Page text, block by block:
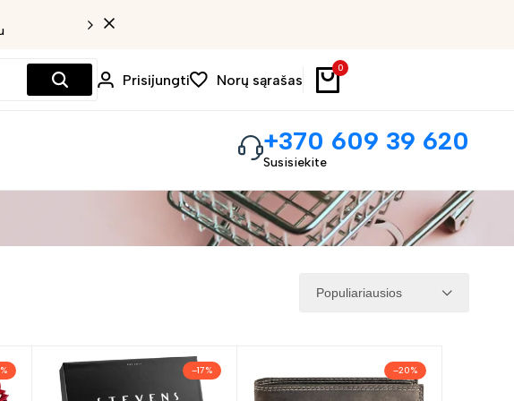
Prisijungti Norų sąrašas
0
+370 609 39 620
Susisiekite
Populiariausios
% –17% –20%